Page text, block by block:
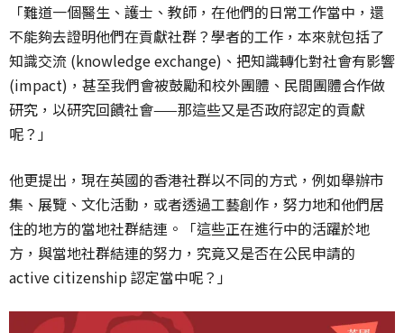
「難道一個醫生、護士、教師，在他們的日常工作當中，還
不能夠去證明他們在貢獻社群？學者的工作，本來就包括了
知識交流 (knowledge exchange)、把知識轉化對社會有影響
(impact)，甚至我們會被鼓勵和校外團體、民間團體合作做
研究，以研究回饋社會——那這些又是否政府認定的貢獻
呢？」
他更提出，現在英國的香港社群以不同的方式，例如舉辦市
集、展覽、文化活動，或者透過工藝創作，努力地和他們居
住的地方的當地社群結連。「這些正在進行中的活躍於地
方，與當地社群結連的努力，究竟又是否在公民申請的
active citizenship 認定當中呢？」